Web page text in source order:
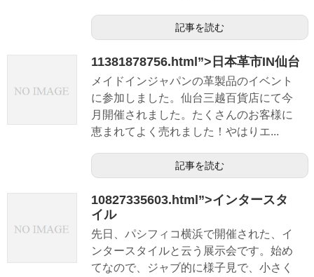
記事を読む
11381878756.html”>日本革市IN仙台
メイドインジャパンの革製品のイベント
に参加しました。仙台三越百貨店にて今
月開催されました。たくさんのお客様に
恵まれてよく売れました！やはりエ...
記事を読む
10827335603.html”>インタースタ
イル
先日、パシフィコ横浜で開催された、イ
ンタースタイルと云う展示会です。始め
てなので、ジャブ的に様子見で、小さく